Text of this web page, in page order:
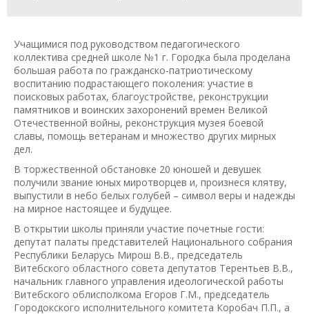
Учащимися под руководством педагогического
коллектива средней школе №1 г. Городка была проделана
большая работа по гражданско-патриотическому
воспитанию подрастающего поколения: участие в
поисковых работах, благоустройстве, реконструкции
памятников и воинских захоронений времен Великой
Отечественной войны, реконструкция музея боевой
славы, помощь ветеранам и множество других мирных
дел.
В торжественной обстановке 20 юношей и девушек
получили звание юных миротворцев и, произнеся клятву,
выпустили в небо белых голубей – символ веры и надежды
на мирное настоящее и будущее.
В открытии школы приняли участие почетные гости:
депутат палаты представителей Национального собрания
Республики Беларусь Мирош В.В., председатель
Витебского областного совета депутатов Терентьев В.В.,
начальник главного управления идеологической работы
Витебского облисполкома Егоров Г.М., председатель
Городокского исполнительного комитета Коробач П.П., а